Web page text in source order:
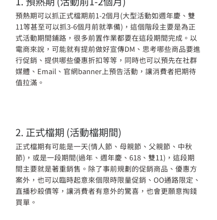
預熱期可以抓正式檔期前1-2個月(大型活動如週年慶、雙
11等甚至可以抓3-6個月前就準備)，這個階段主要是為正
式活動期間鋪路，很多前置作業都要在這段期間完成。以
電商來說，可能就有提前做好宣傳DM、思考哪些商品要進
行促銷、提供哪些優惠折扣等等，同時也可以預先在社群
媒體、Email、官網banner上預告活動，讓消費者把期待
值拉滿。
2. 正式檔期 (活動檔期間)
正式檔期有可能是一天(情人節、母親節、父親節、中秋
節)，或是一段期間(過年、週年慶、618、雙11)，這段期
間主要就是著重銷售。除了事前規劃的促銷商品、優惠方
案外，也可以臨時起意來個限時限量促銷、OO通路限定、
直播秒殺價等，讓消費者有意外的驚喜，也會更願意掏錢
買單。